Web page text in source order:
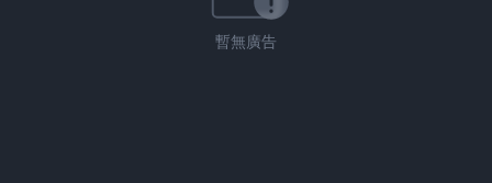
暫無廣告